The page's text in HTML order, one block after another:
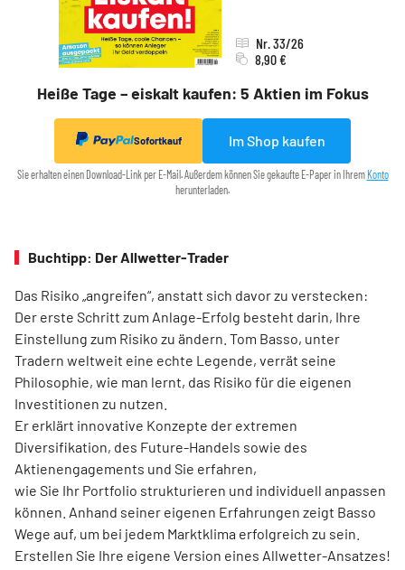
Heiße Tage – eiskalt kaufen: 5 Aktien im Fokus
Nr. 33/26
8,90 €
Sofortkauf Im Shop kaufen
Sie erhalten einen Download-Link per E-Mail. Außerdem können Sie gekaufte E-Paper in Ihrem Konto
herunterladen.
Buchtipp: Der Allwetter-Trader
Das Risiko „angreifen“, anstatt sich davor zu verstecken:
Der erste Schritt zum Anlage-Erfolg besteht darin, Ihre
Einstellung zum Risiko zu ändern. Tom Basso, unter
Tradern weltweit eine echte Legende, verrät seine
Philosophie, wie man lernt, das Risiko für die eigenen
Investitionen zu nutzen.
Er erklärt innovative Konzepte der extremen
Diversifikation, des Future-Handels sowie des
Aktienengagements und Sie erfahren,
wie Sie Ihr Portfolio strukturieren und individuell anpassen
können. Anhand seiner eigenen Erfahrungen zeigt Basso
Wege auf, um bei jedem Marktklima erfolgreich zu sein.
Erstellen Sie Ihre eigene Version eines Allwetter-Ansatzes!